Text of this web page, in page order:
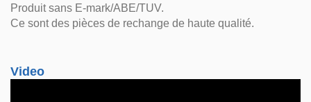
Produit sans E-mark/ABE/TUV.
Ce sont des pièces de rechange de haute qualité.
Video